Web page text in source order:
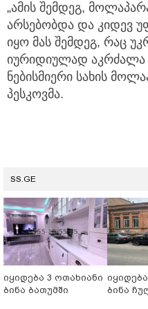
„ამის შემდეგ,
არსებობდა და კიდევ
იყო მას შემდეგ, რაც
იურიდიულად აკრძალა
ნებისმიერი სახის
პესკოვმა.
SS.GE
იყიდება 3 ოთახიანი
ბინა ბათუმში
ბინა